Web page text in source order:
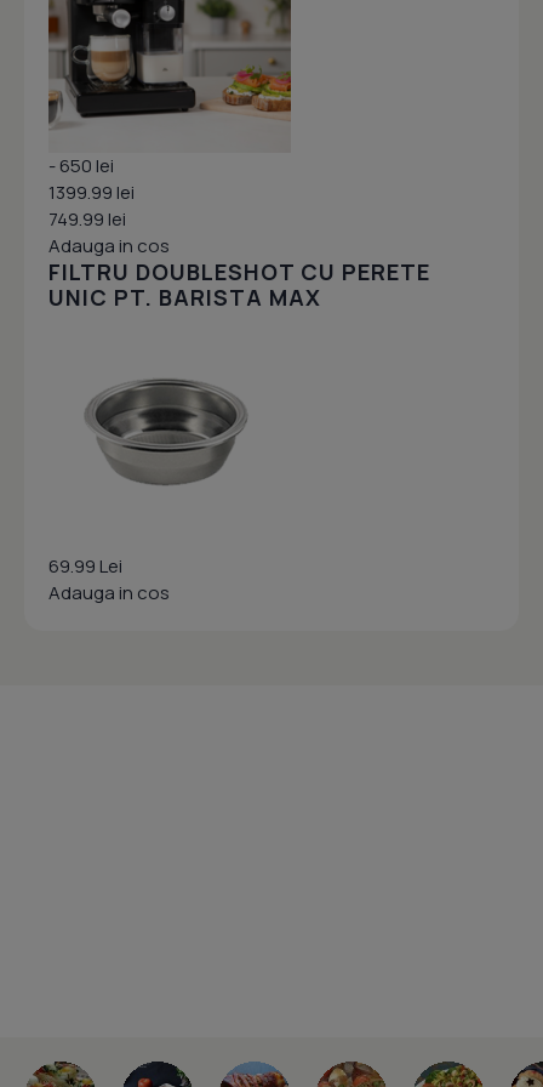
- 650 lei
1399.99 lei
749.99 lei
Adauga in cos
FILTRU DOUBLESHOT CU PERETE
UNIC PT. BARISTA MAX
69.99 Lei
Adauga in cos